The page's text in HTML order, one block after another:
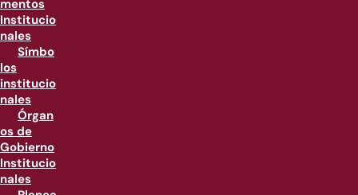
mentos
Institucio
nales
Símbo
los
institucio
nales
Órgan
os de
Gobierno
Institucio
nales